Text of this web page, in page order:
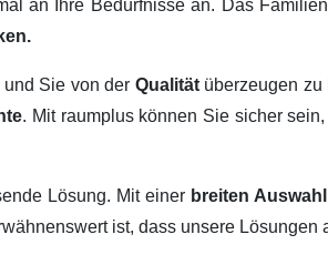
an Ihre Bedürfnisse an. Das
Sie von der Qualität überzeugen
. Mit raumplus können Sie sicher
Lösung. Mit einer breiten
ist, dass unsere Lösungen